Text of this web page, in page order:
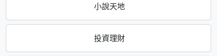
小說天地
投資理財